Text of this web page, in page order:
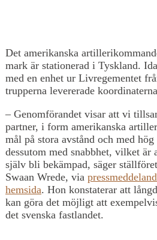
Det amerikanska
mark är stationerad i Tyskland.
med en enhet ur Livregementet
trupperna levererade
– Genomförandet visar att vi
partner, i form amerikanska
mål på stora avstånd och med
dessutom med snabbhet, vilket är
själv bli bekämpad, säger
Swaan Wrede, via
hemsida. Hon konstaterar att
kan göra det möjligt att
det svenska fastlandet.